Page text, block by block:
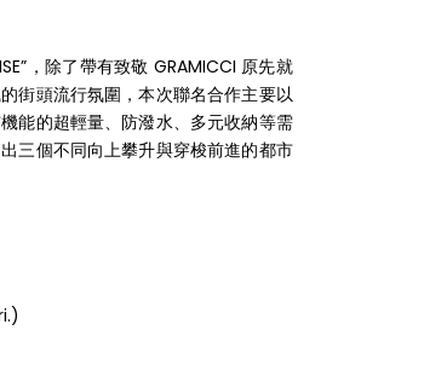
，除了帶有致敬 GRAMICCI 原先就
街頭流行氛圍，本次聯名合作主要以
能的超輕量、防潑水、多元收納等需
三個不同向上攀升與穿梭前進的都市